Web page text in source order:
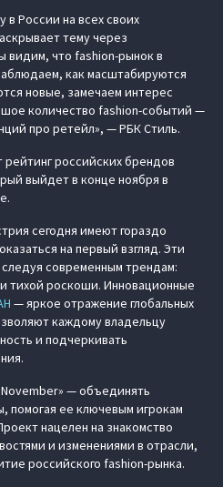
России на всех своих
тему через
видим, что fashion-рынок в
как масштабируются
новые, замечаем интерес
количество fashion-событий —
про ретейл», — РБК Стиль.
российских брендов
выйдет в конце ноября в
сегодня имеют гораздо
на первый взгляд. Эти
современным трендам:
тихой роскоши. Инновационные
— яркое отражение глобальных
каждому владельцу
и подчеркивать
November» — объединять
ее ключевым игрокам
нацелен на знакомство
и изменениями в отрасли,
российского fashion-рынка.